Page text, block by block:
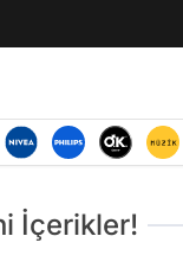
İçerikler!